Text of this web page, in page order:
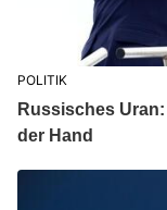
POLITIK
Russisches
der Hand